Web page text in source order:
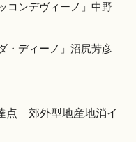
コンデヴィーノ」中野
・ディーノ」沼尻芳彦
点 郊外型地産地消イ